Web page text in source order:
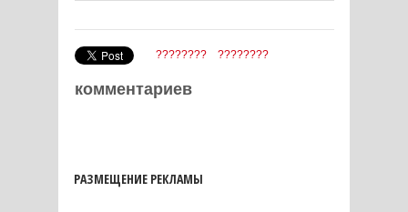
???????? ????????
комментариев
РАЗМЕЩЕНИЕ РЕКЛАМЫ